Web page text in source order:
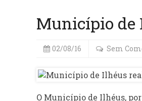
Município de
02/08/16 Sem
O Município de Ilhéus,